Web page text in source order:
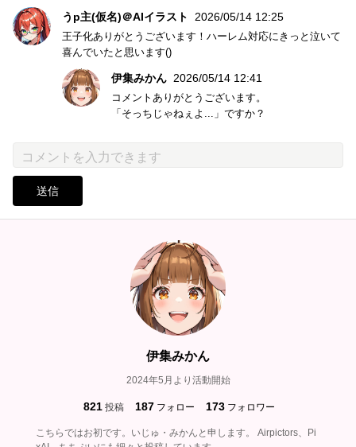
うp主(仮名)＠AIイラスト 2026/05/14 12:25
王子化ありがとうございます！ハーレム対応にきっと泣いて
喜んでいたと思います()
伊集みかん 2026/05/14 12:41
コメントありがとうございます。
「そっちじゃねぇよ...」ですか？
送信
伊集みかん
2024年5月より活動開始
821 投稿 187 フォロー 173 フォロワー
こちらではお初です。いじゅ・みかんと申します。 Airpictors、Pi